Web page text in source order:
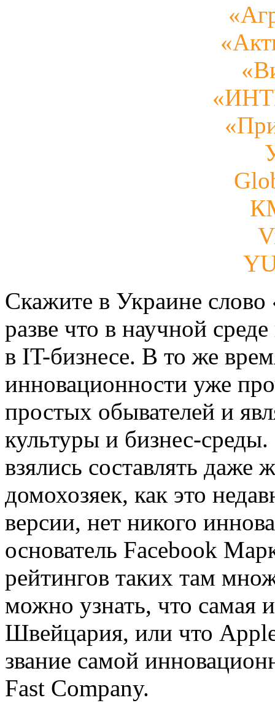
Скажите в Украине
разве что в научной
в IT-бизнесе. В то же
инновационности уже
простых обывателей и
культуры и бизнес-
взялись составлять
домохозяек, как это
версии, нет никого
основатель Facebook
рейтингов таких там
можно узнать, что самая
Швейцария, или что
звание самой
Fast Company.